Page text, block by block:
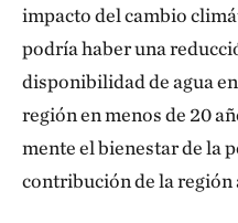
impacto del cambio
podría haber una
disponibilidad de agua
región en menos de 20
mente el bienestar de la
contribu­ción de la